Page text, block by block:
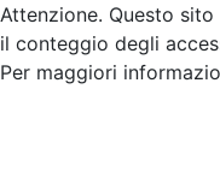
Attenzione. Questo
il conteggio degli
Per maggiori